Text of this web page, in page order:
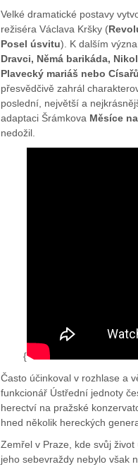
Velké dramatické postavy
režiséra Václava Kršky (
Posel úsvitu). K dalším
Dravci, Němá barikáda,
Plavecký mariáš nebo
přesvědčivě zahrál
poslední, největší a
adaptaci Šrámkova Měsíce
nedožil.
{
Často účinkoval v rozhlase a
funkcionář Ústřední jednoty
herectví na pražské
hned několik hereckých
Zemřel v Praze, kde svůj
jeho sebevraždy nebylo však